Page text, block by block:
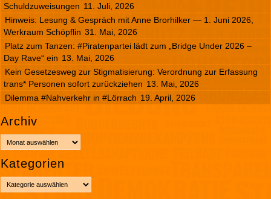
Schuldzuweisungen 11. Juli, 2026
Hinweis: Lesung & Gespräch mit Anne Brorhilker — 1. Juni 2026,
Werkraum Schöpflin 31. Mai, 2026
Platz zum Tanzen: #Piratenpartei lädt zum „Bridge Under 2026 –
Day Rave“ ein 13. Mai, 2026
Kein Gesetzesweg zur Stigmatisierung: Verordnung zur Erfassung
trans* Personen sofort zurückziehen 13. Mai, 2026
Dilemma #Nahverkehr in #Lörrach 19. April, 2026
Archiv
r
c
Kategorien
a